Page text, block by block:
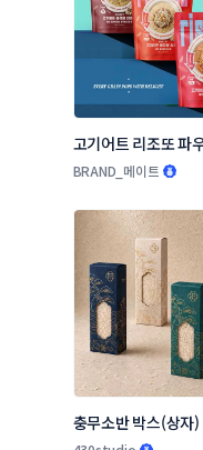
고기어트 리조또 파
스트
BRAND_메이트
충무소반 박스(상자